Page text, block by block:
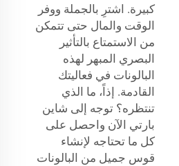
كبيرة. اشترِ بالجملة ووفر
الوقت والمال حتى تتمكن
من الاستمتاع بالتأثير
البصري المبهر لهذه
البالونات في فعاليتك
القادمة. إذاً، ما الذي
تنتظره؟ توجه إلى شاين
بارتي الآن واحصل على
كل ما تحتاجه لإنشاء
قوس جميل من البالونات